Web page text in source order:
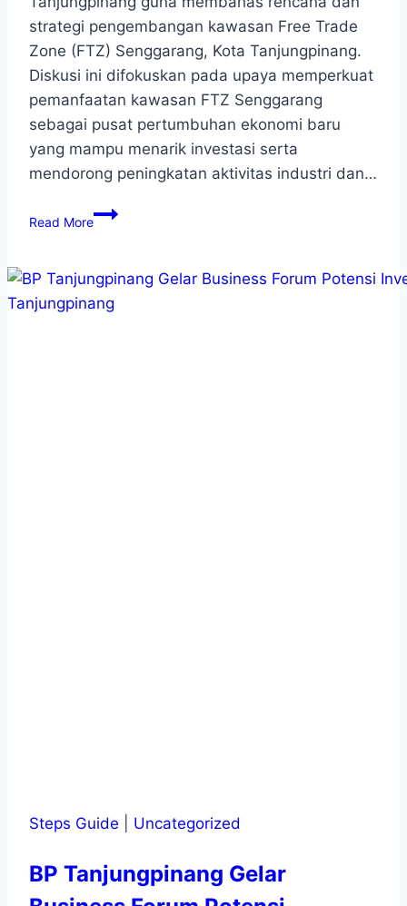
strategi pengembangan kawasan Free Trade
Zone (FTZ) Senggarang, Kota Tanjungpinang.
Diskusi ini difokuskan pada upaya memperkuat
pemanfaatan kawasan FTZ Senggarang
sebagai pusat pertumbuhan ekonomi baru
yang mampu menarik investasi serta
mendorong peningkatan aktivitas industri dan…
Read More
Steps Guide Uncategorized
BP Tanjungpinang Gelar